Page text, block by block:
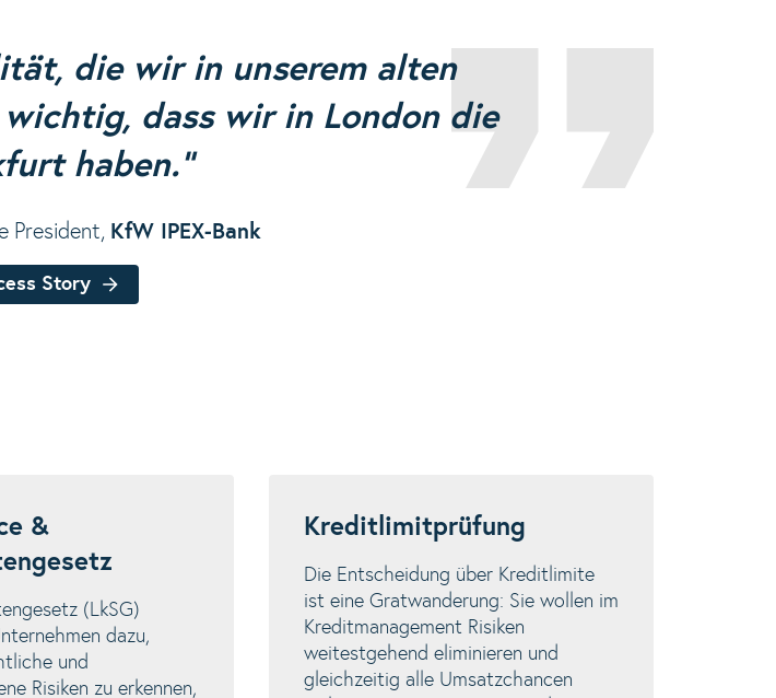
die wir in unserem alten
dass wir in London die
haben."
President, KfW IPEX-Bank
Story
Story
President
&
(LkSG)
dazu,
und
Risiken zu erkennen,
Kreditlimitprüfung
Die Entscheidung über Kreditlimite
ist eine Gratwanderung: Sie wollen im
Kreditmanagement Risiken
weitestgehend eliminieren und
gleichzeitig alle Umsatzchancen